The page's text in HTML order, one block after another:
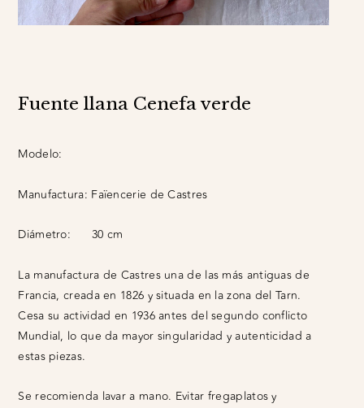
Fuente llana Cenefa verde
Modelo:
Manufactura: Faïencerie de Castres
Diámetro: 30 cm
La manufactura de Castres una de las más antiguas de
Francia, creada en 1826 y situada en la zona del Tarn.
Cesa su actividad en 1936 antes del segundo conflicto
Mundial, lo que da mayor singularidad y autenticidad a
estas piezas.
Se recomienda lavar a mano. Evitar fregaplatos y